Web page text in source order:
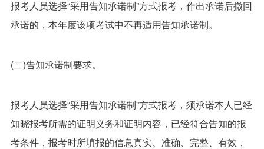
报考人员选择“采用告知承诺制”方式报考，作出承诺后撤回
承诺的，本年度该项考试中不再适用告知承诺制。
(二)告知承诺制要求。
报考人员选择“采用告知承诺制”方式报考，须承诺本人已经
知晓报考所需的证明义务和证明内容，已经符合告知的报
考条件，报考时所填报的信息真实、准确、完整、有效，